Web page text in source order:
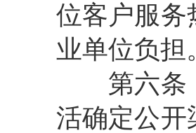
位客户服务
业单位负担
第六条
活确定公开